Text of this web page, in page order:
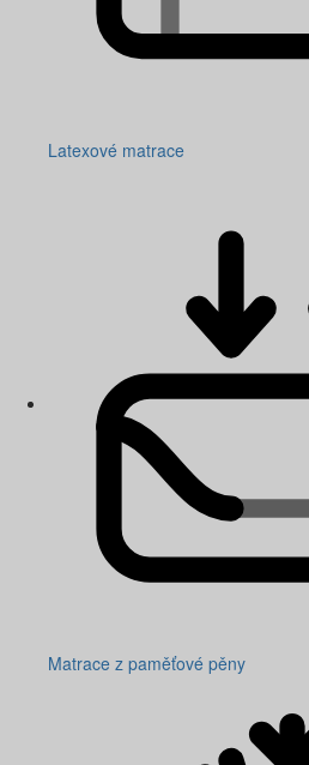
Latexové matrace
Matrace z paměťové pěny